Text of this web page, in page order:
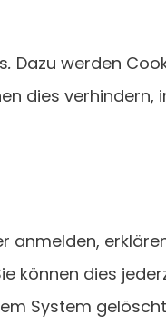
. Dazu werden
dies verhindern,
anmelden,
können dies
System